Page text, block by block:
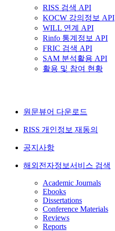
RISS 검색 API
KOCW 강의정보 API
WILL 연계 API
Rinfo 통계정보 API
FRIC 검색 API
SAM 분석활용 API
활용 및 참여 현황
원문뷰어 다운로드
RISS 개인정보 재동의
공지사항
해외전자정보서비스 검색
Academic Journals
Ebooks
Dissertations
Conference Materials
Reviews
Reports